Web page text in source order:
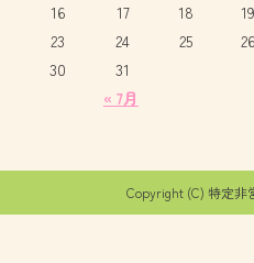
« 7月
16
17 18 19
23
24 25 26
30
31
Copyright (C) 特定非